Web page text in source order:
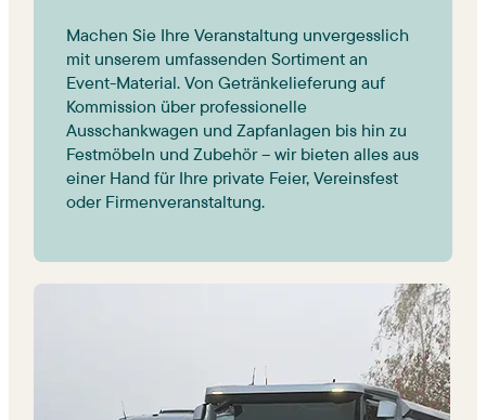
Machen Sie Ihre Veranstaltung unvergesslich
mit unserem umfassenden Sortiment an
Event-Material. Von Getränkelieferung auf
Kommission über professionelle
Ausschankwagen und Zapfanlagen bis hin zu
Festmöbeln und Zubehör – wir bieten alles aus
einer Hand für Ihre private Feier, Vereinsfest
oder Firmenveranstaltung.